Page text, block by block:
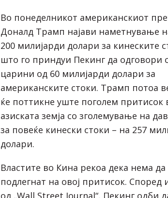
Во понеделникот американскиот
Доналд Трамп најави наметнување
200 милијарди долари за кинеските
што го приндуи Пекинг да одговори
царини од 60 милијарди долари за
американските стоки. Трамп потоа
ќе поттикне уште поголем притисок
азиската земја со зголемување на
за повеќе кинески стоки – на 257
долари.
Властите во Кина рекоа дека нема да
подлегнат на овој притисок. Според
од „Wall Street Journal“, Пекинг одби